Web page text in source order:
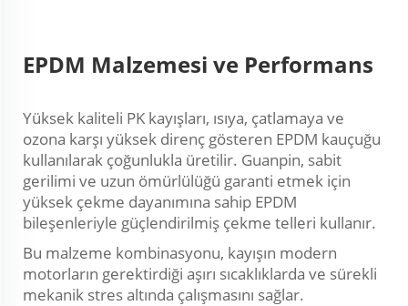
EPDM Malzemesi ve Performans
Yüksek kaliteli PK kayışları, ısıya, çatlamaya ve
ozona karşı yüksek direnç gösteren EPDM kauçuğu
kullanılarak çoğunlukla üretilir. Guanpin, sabit
gerilimi ve uzun ömürlülüğü garanti etmek için
yüksek çekme dayanımına sahip EPDM
bileşenleriyle güçlendirilmiş çekme telleri kullanır.
Bu malzeme kombinasyonu, kayışın modern
motorların gerektirdiği aşırı sıcaklıklarda ve sürekli
mekanik stres altında çalışmasını sağlar.